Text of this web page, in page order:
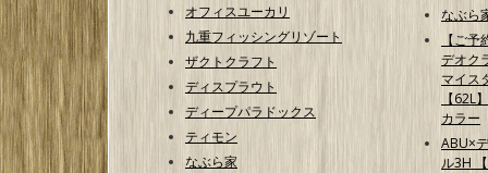
オフィスユーカリ
九重フィッシングリゾート
ザクトクラフト
ディスプラウト
ディープパラドックス
ティモン
なぶら家
なぶら
【ご
デオク
マイス
【62L
カラー
ABU×
ル3H